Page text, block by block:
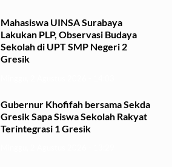
Mahasiswa UINSA Surabaya
Lakukan PLP, Observasi Budaya
Sekolah di UPT SMP Negeri 2
Gresik
Gubernur Khofifah bersama Sekda
Gresik Sapa Siswa Sekolah Rakyat
Terintegrasi 1 Gresik